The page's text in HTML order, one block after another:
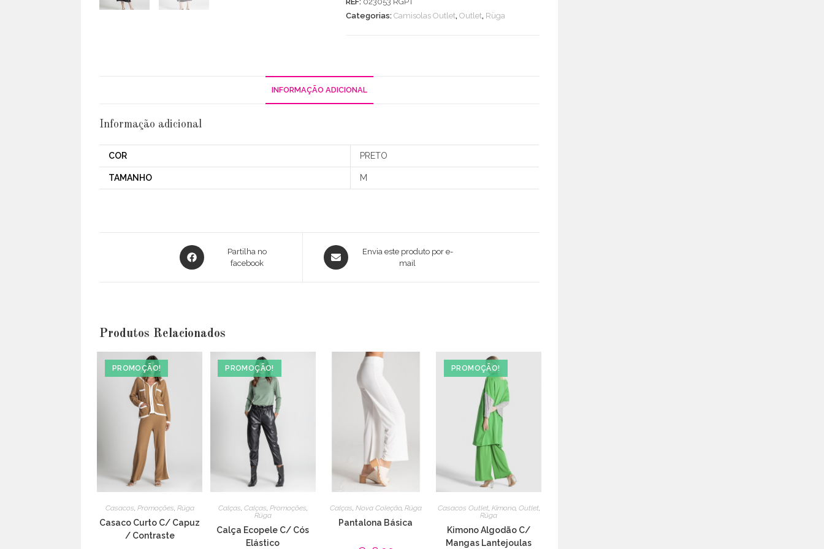
Categorias: Camisolas Outlet, Outlet, Rüga
INFORMAÇÃO ADICIONAL
Informação adicional
COR PRETO
TAMANHO M
Opens
in
Partilha no
facebook
Opens
in
Envia este produto por e-
mail
Produtos Relacionados
PROMOÇÃO!
Casacos, Promoções, Rüga
Casaco Curto C/ Capuz
/ Contraste
PROMOÇÃO!
Calças, Calças, Promoções,
Rüga
Calça Ecopele C/ Cós
Elástico
Calças, Nova Coleção, Rüga
Pantalona Básica
PROMOÇÃO!
Casacos Outlet, Kimono, Outlet,
Rüga
Kimono Algodão C/
Mangas Lantejoulas